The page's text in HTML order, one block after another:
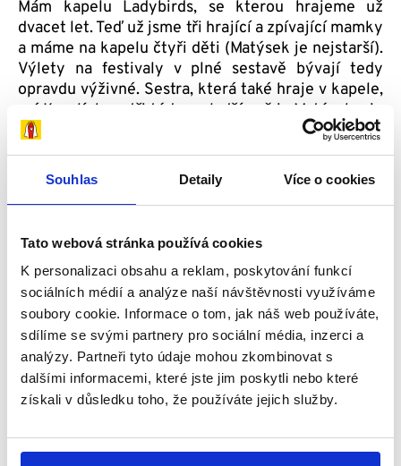
Souhlas Detaily Více o cookies
Tato webová stránka používá cookies
K personalizaci obsahu a reklam, poskytování funkcí
sociálních médií a analýze naší návštěvnosti využíváme
soubory cookie. Informace o tom, jak náš web používáte,
sdílíme se svými partnery pro sociální média, inzerci a
analýzy. Partneři tyto údaje mohou zkombinovat s
dalšími informacemi, které jste jim poskytli nebo které
získali v důsledku toho, že používáte jejich služby.
Mám kapelu Ladybirds, se kterou hrajeme už
dvacet let. Teď už jsme tři hrající a zpívající mamky
a máme na kapelu čtyři děti (Matýsek je nejstarší).
Výlety na festivaly v plné sestavě bývají tedy
opravdu výživné. Sestra, která také hraje v kapele,
má Karolínku o tři týdny mladší než je Matýsek a je
to taková naše festivalová dvojka. Zpívají si naše
písničky na cestách i v pokojíčcích a hrají u toho na
dětské hudební nástroje. Docela se u toho bavíme.
Dokonce jedna z našich nových písní se věnuje
ni natočily klip a je ke zhlédnutí na YouTube. Na
festivaly jezdíme i za taťkou, to zas Matýsek vyleze
ke zvukařskému mixpultu, tváří se děsně vážně a
zvučí kapelu. Muziky má okolo sebe hodně, trochu
doufám, že ho něco chytne, ale nemám v plánu ho
do něčeho tlačit.
Jak se vám daří zvládat náročnou péči mimo
domácí prostředí?
Už s miminkem jsme jezdili po republice, naučili se